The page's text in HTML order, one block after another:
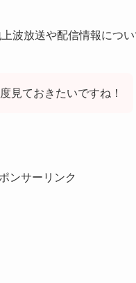
波放送や配信情報につい
見ておきたいですね！
ンサーリンク